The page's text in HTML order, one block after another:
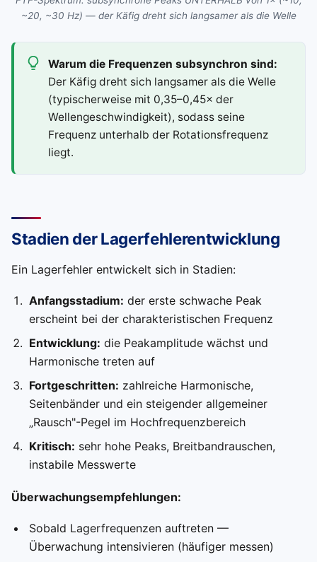
~20, ~30 Hz) — der Käfig dreht sich langsamer als die Welle
Warum die Frequenzen subsynchron sind:
Der Käfig dreht sich langsamer als die Welle
(typischerweise mit 0,35–0,45× der
Wellengeschwindigkeit), sodass seine
Frequenz unterhalb der Rotationsfrequenz
liegt.
Stadien der Lagerfehlerentwicklung
Ein Lagerfehler entwickelt sich in Stadien:
Anfangsstadium: der erste schwache Peak
erscheint bei der charakteristischen Frequenz
Entwicklung: die Peakamplitude wächst und
Harmonische treten auf
Fortgeschritten: zahlreiche Harmonische,
Seitenbänder und ein steigender allgemeiner
„Rausch"-Pegel im Hochfrequenzbereich
Kritisch: sehr hohe Peaks, Breitbandrauschen,
instabile Messwerte
Überwachungsempfehlungen:
Sobald Lagerfrequenzen auftreten —
Überwachung intensivieren (häufiger messen)